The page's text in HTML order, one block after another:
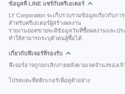
ข้อมูลที่ LINE แชร์กับครีเอเตอร์
LY Corporation จะเก็บรวบรวมข้อมูลเกี่ยวกับก
สำหรับครีเอเตอร์ผู้สร้างผลงาน
รายงานยอดขายจะมีข้อมูลวันที่ซื้อผลงานและป
ทำให้สามารถระบุตัวตนผู้ซื้อได้
เกี่ยวกับฟีเจอร์ที่รองรับ
ฟีเจอร์อาจถูกยกเลิกภายหลังตามเจตจำนงของเจ้
โปรดแตะที่สติกเกอร์เพื่อดูตัวอย่าง